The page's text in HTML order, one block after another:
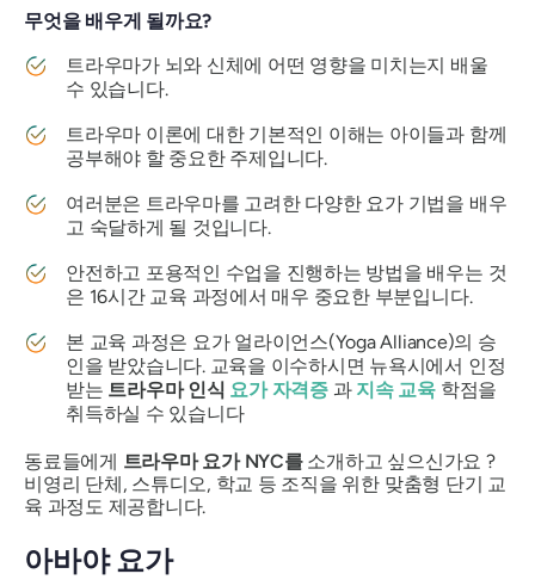
무엇을 배우게 될까요?
트라우마가 뇌와 신체에 어떤 영향을 미치는지 배울
수 있습니다.
트라우마 이론에 대한 기본적인 이해는 아이들과 함께
공부해야 할 중요한 주제입니다.
여러분은 트라우마를 고려한 다양한 요가 기법을 배우
고 숙달하게 될 것입니다.
안전하고 포용적인 수업을 진행하는 방법을 배우는 것
은 16시간 교육 과정에서 매우 중요한 부분입니다.
본 교육 과정은 요가 얼라이언스(Yoga Alliance)의 승
인을 받았습니다. 교육을 이수하시면 뉴욕시에서 인정
받는 트라우마 인식 요가 자격증과 지속 교육 학점을
취득하실 수 있습니다
동료들에게 트라우마 요가 NYC를소개하고 싶으신가요 ?
비영리 단체, 스튜디오, 학교 등 조직을 위한 맞춤형 단기 교
육 과정도 제공합니다.
아바야 요가